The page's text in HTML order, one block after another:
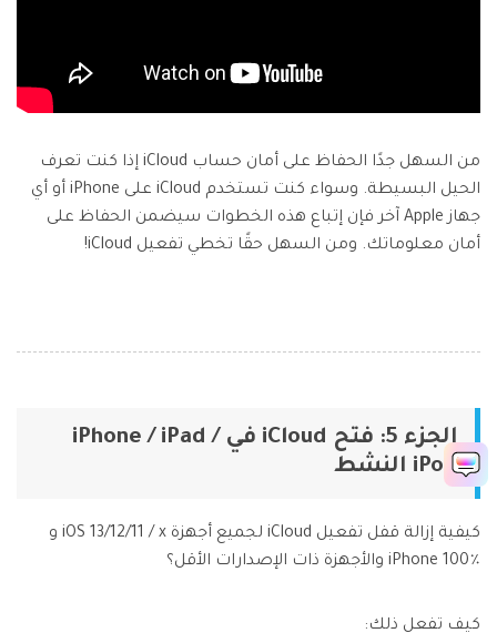
من السهل جدًا الحفاظ على أمان حساب iCloud إذا كنت تعرف
الحيل البسيطة. وسواء كنت تستخدم iCloud على iPhone أو أي
جهاز Apple آخر فإن إتباع هذه الخطوات سيضمن الحفاظ على
أمان معلوماتك. ومن السهل حقًا تخطي تفعيل iCloud!
الجزء 5: فتح iCloud في iPhone / iPad /
iPod النشط
كيفية إزالة قفل تفعيل iCloud لجميع أجهزة iOS 13/12/11 / x و
iPhone 100٪ والأجهزة ذات الإصدارات الأقل؟
كيف تفعل ذلك: